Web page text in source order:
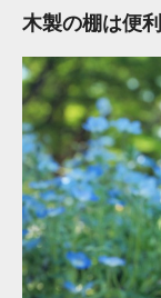
木製の棚は便